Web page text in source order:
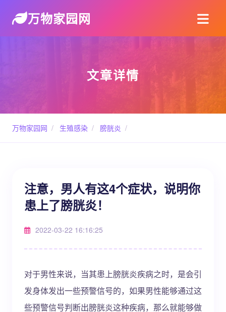
万物家园网
文章详情
万物家园网 / 生殖感染 / 膀胱炎 /
注意，男人有这4个症状，说明你
患上了膀胱炎！
2022-03-22 16:16:25
对于男性来说，当其患上膀胱炎疾病之时，是会引
发身体发出一些预警信号的，如果男性能够通过这
些预警信号判断出膀胱炎这种疾病，那么就能够做